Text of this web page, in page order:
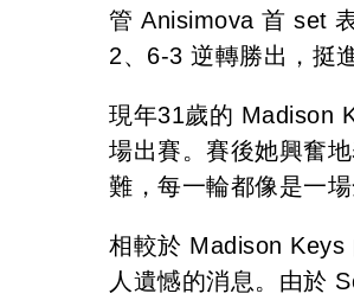
管 Anisimova 首 set
2、6-3 逆轉勝出，挺
現年31歲的 Madison
場出賽。賽後她興奮
難，每一輪都像是一
相較於 Madison Keys
人遺憾的消息。由於